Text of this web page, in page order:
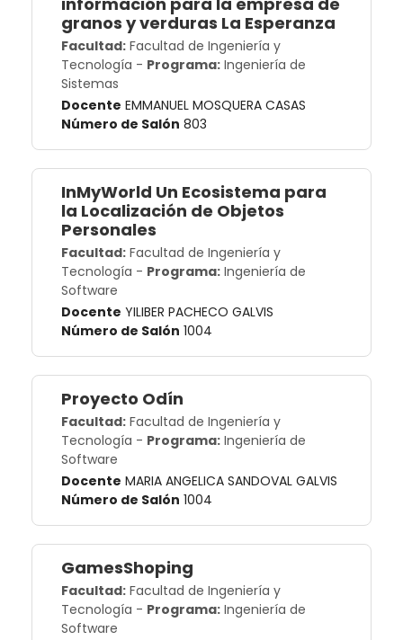
granos y verduras La Esperanza
Facultad: Facultad de Ingeniería y
Tecnología - Programa: Ingeniería de
Sistemas
Docente EMMANUEL MOSQUERA CASAS
Número de Salón 803
InMyWorld Un Ecosistema para
la Localización de Objetos
Personales
Facultad: Facultad de Ingeniería y
Tecnología - Programa: Ingeniería de
Software
Docente YILIBER PACHECO GALVIS
Número de Salón 1004
Proyecto Odín
Facultad: Facultad de Ingeniería y
Tecnología - Programa: Ingeniería de
Software
Docente MARIA ANGELICA SANDOVAL GALVIS
Número de Salón 1004
GamesShoping
Facultad: Facultad de Ingeniería y
Tecnología - Programa: Ingeniería de
Software